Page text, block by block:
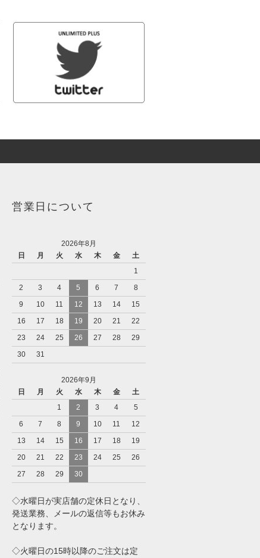
営業日について
2026年8月
日
月 火 水 木 金
土
1
2
3 4 5 6 7
8
9
10 11 12 13 14
15
16
17 18 19 20 21
22
23
24 25 26 27 28
29
30
31
2026年9月
日
月 火 水 木 金
土
1
2 3 4
5
6
7 8 9 10 11
12
13
14 15 16 17 18
19
20
21 22 23 24 25
26
27
28 29 30
◇水曜日が実店舗の定休日となり、
発送業務、メールの返信等もお休み
となります。
◇火曜日の15時以降のご注文は定